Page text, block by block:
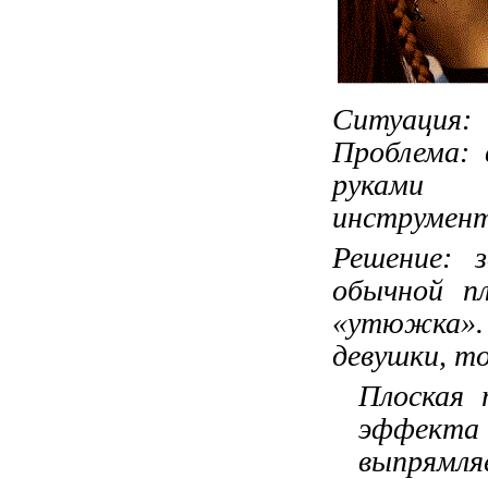
Проблема:
руками
Решение:
обычной
девушки,
Плоская
эффекта